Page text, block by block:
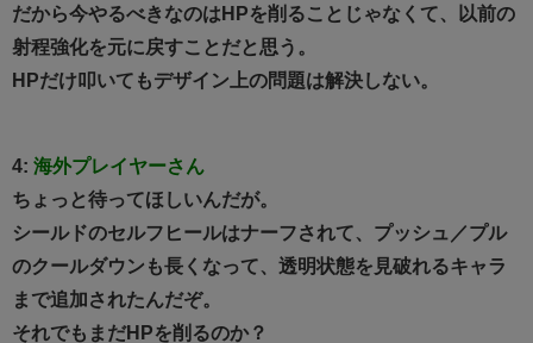
だから今やるべきなのはHPを削ることじゃなくて、以前の
射程強化を元に戻すことだと思う。
HPだけ叩いてもデザイン上の問題は解決しない。
4: 海外プレイヤーさん
ちょっと待ってほしいんだが。
シールドのセルフヒールはナーフされて、プッシュ／プル
のクールダウンも長くなって、透明状態を見破れるキャラ
まで追加されたんだぞ。
それでもまだHPを削るのか？